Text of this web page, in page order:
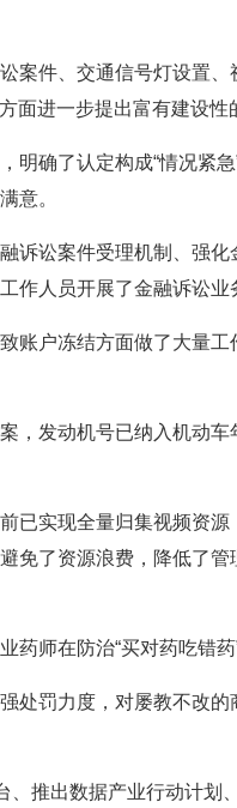
案件、交通信号灯设置
面进一步提出富有建设性
确了认定构成“情况紧
意。
诉讼案件受理机制、强
人员开展了金融诉讼业
账户冻结方面做了大量
，发动机号已纳入机动
已实现全量归集视频资
免了资源浪费，降低了
师在防治“买对药吃错药
处罚力度，对屡教不改
、推出数据产业行动计划